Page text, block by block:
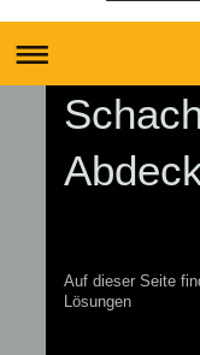
Auf dieser Seite
Lösungen